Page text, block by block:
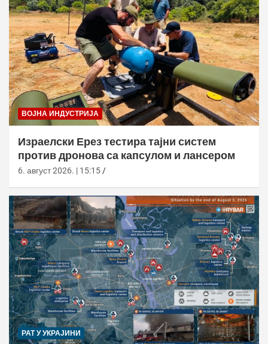
ВОЈНА ИНДУСТРИЈА
Израелски Ерез тестира тајни систем
против дронова са капсулом и лансером
6. август 2026. | 15:15
РАТ У УКРАЈИНИ